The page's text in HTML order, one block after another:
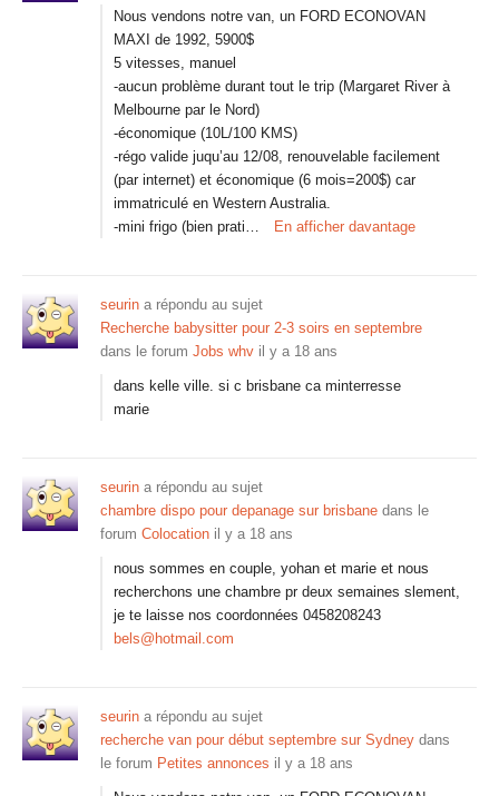
Nous vendons notre van, un FORD ECONOVAN
MAXI de 1992, 5900$
5 vitesses, manuel
-aucun problème durant tout le trip (Margaret River à
Melbourne par le Nord)
-économique (10L/100 KMS)
-régo valide juqu’au 12/08, renouvelable facilement
(par internet) et économique (6 mois=200$) car
immatriculé en Western Australia.
-mini frigo (bien prati…
En afficher davantage
seurin a répondu au sujet
Recherche babysitter pour 2-3 soirs en septembre
dans le forum Jobs whv il y a 18 ans
dans kelle ville. si c brisbane ca minterresse
marie
seurin a répondu au sujet
chambre dispo pour depanage sur brisbane dans le
forum Colocation il y a 18 ans
nous sommes en couple, yohan et marie et nous
recherchons une chambre pr deux semaines slement,
je te laisse nos coordonnées 0458208243
bels@hotmail.com
seurin a répondu au sujet
recherche van pour début septembre sur Sydney dans
le forum Petites annonces il y a 18 ans